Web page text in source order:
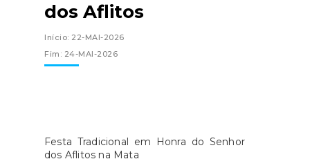
dos Aflitos
Início: 22-MAI-2026
Fim: 24-MAI-2026
Festa Tradicional em Honra do Senhor
dos Aflitos na Mata